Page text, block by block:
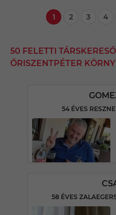
1 2 3 4
50 FELETTI
ŐRISZENTPÉTER
54 ÉVES
58 ÉVES